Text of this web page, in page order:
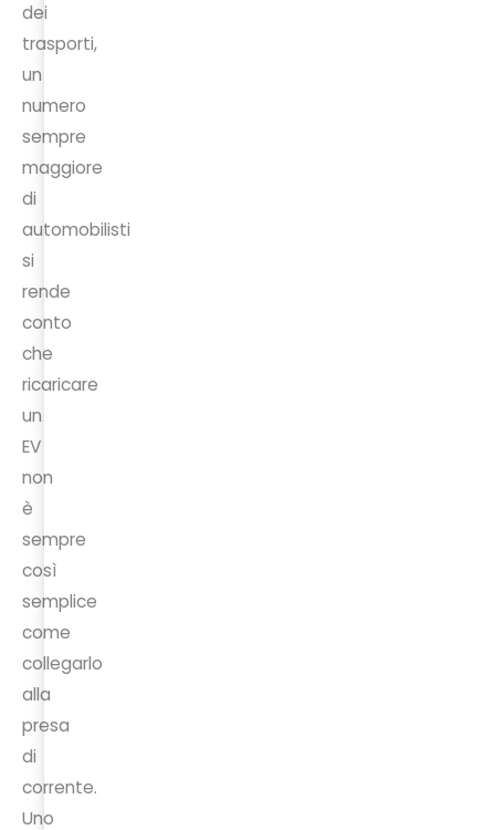
dei
trasporti,
un
numero
sempre
maggiore
di
automobilisti
si
rende
conto
che
ricaricare
un
EV
non
è
sempre
così
semplice
come
collegarlo
alla
presa
di
corrente.
Uno